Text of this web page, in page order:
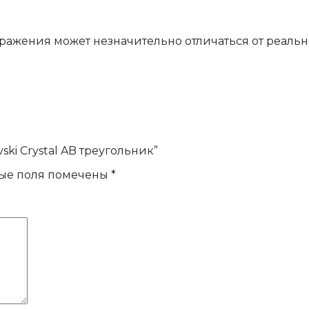
может незначительно отличаться от
Crystal AB треугольник”
поля помечены *